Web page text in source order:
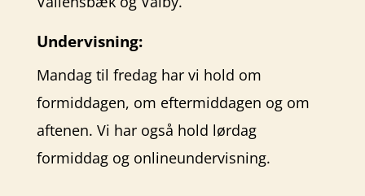
Undervisning:
Mandag til fredag har vi hold om
formiddagen, om eftermiddagen og om
aftenen. Vi har også hold lørdag
formiddag og onlineundervisning.